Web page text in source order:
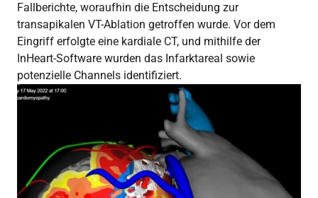
Fallberichte, woraufhin die Entscheidung zur
transapikalen VT-Ablation getroffen wurde. Vor dem
Eingriff erfolgte eine kardiale CT, und mithilfe der
InHeart-Software wurden das Infarktareal sowie
potenzielle Channels identifiziert.